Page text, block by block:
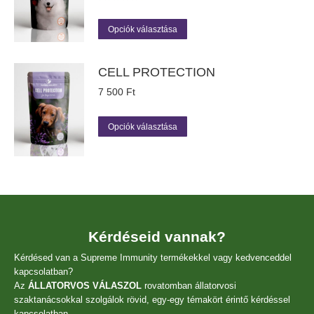
termékoldalon
5.00/ 5
Opciók választása
a
több
a
CELL PROTECTION
7 500 Ft
Opciók választása
a
van.
a
választhatók
Kérdéseid vannak?
Kérdésed van a Supreme Immunity termékekkel vagy kedvenceddel
kapcsolatban?
Az ÁLLATORVOS VÁLASZOL rovatomban állatorvosi
szaktanácsokkal szolgálok rövid, egy-egy témakört érintő kérdéssel